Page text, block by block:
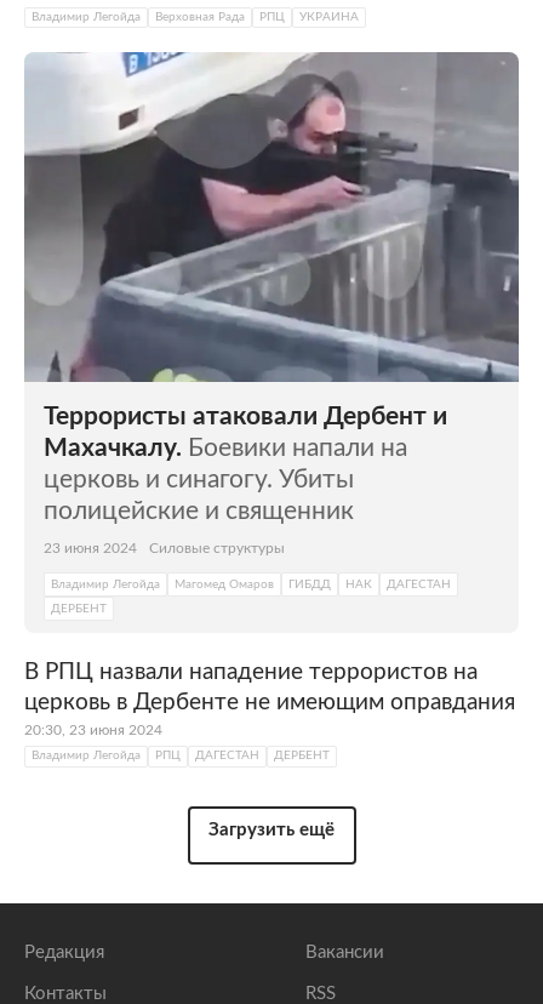
Владимир Легойда Верховная Рада РПЦ УКРАИНА
Террористы атаковали Дербент и
Махачкалу. Боевики напали на
церковь и синагогу. Убиты
полицейские и священник
23 июня 2024 Силовые структуры
Владимир Легойда Магомед Омаров ГИБДД НАК
ДАГЕСТАН
ДЕРБЕНТ
В РПЦ назвали нападение террористов на
церковь в Дербенте не имеющим оправдания
20:30, 23 июня 2024
Владимир Легойда РПЦ ДАГЕСТАН ДЕРБЕНТ
Загрузить ещё
Редакция
Контакты
Вакансии
RSS